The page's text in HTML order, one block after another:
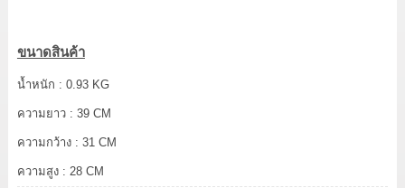
ขนาดสินค้า
น้ำหนัก : 0.93 KG
ความยาว : 39 CM
ความกว้าง : 31 CM
ความสูง : 28 CM